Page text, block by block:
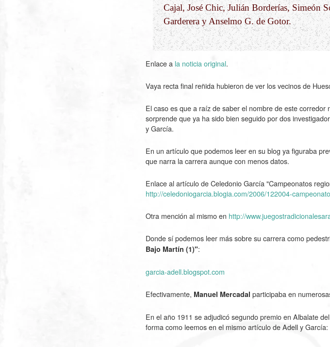
Cajal, José Chic, Julián Borderías, Simeón
Garderera y Anselmo G. de Gotor.
Enlace a la noticia original.
Vaya recta final reñida hubieron de ver los vecinos de
El caso es que a raíz de saber el nombre de este
sorprende que ya ha sido bien seguido por dos
y García.
En un artículo que podemos leer en su blog ya figuraba
que narra la carrera aunque con menos datos.
Enlace al artículo de Celedonio García "Campeonatos
http://celedoniogarcia.blogia.com/2006/122004-
Otra mención al mismo en http://
Donde sí podemos leer más sobre su carrera como
Bajo Martín (1)":
garcia-adell.blogspot.com
Efectivamente, Manuel Mercadal participaba en
En el año 1911 se adjudicó segundo premio en Albalate
forma como leemos en el mismo artículo de Adell y García: